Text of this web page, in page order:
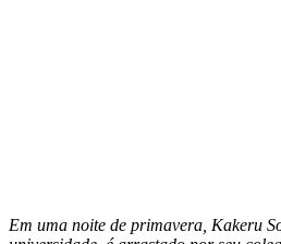
Em uma noite de primavera, Kakeru